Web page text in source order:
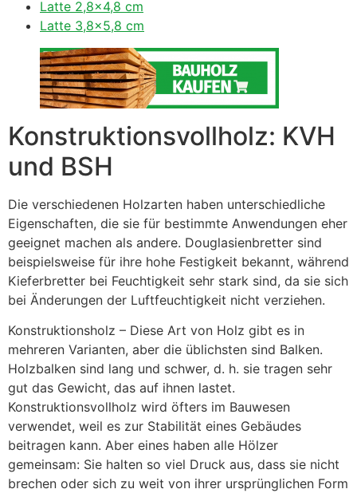
Latte 2,8×4,8 cm
Latte 3,8×5,8 cm
Konstruktionsvollholz: KVH
und BSH
Die verschiedenen Holzarten haben unterschiedliche
Eigenschaften, die sie für bestimmte Anwendungen eher
geeignet machen als andere. Douglasienbretter sind
beispielsweise für ihre hohe Festigkeit bekannt, während
Kieferbretter bei Feuchtigkeit sehr stark sind, da sie sich
bei Änderungen der Luftfeuchtigkeit nicht verziehen.
Konstruktionsholz – Diese Art von Holz gibt es in
mehreren Varianten, aber die üblichsten sind Balken.
Holzbalken sind lang und schwer, d. h. sie tragen sehr
gut das Gewicht, das auf ihnen lastet.
Konstruktionsvollholz wird öfters im Bauwesen
verwendet, weil es zur Stabilität eines Gebäudes
beitragen kann. Aber eines haben alle Hölzer
gemeinsam: Sie halten so viel Druck aus, dass sie nicht
brechen oder sich zu weit von ihrer ursprünglichen Form